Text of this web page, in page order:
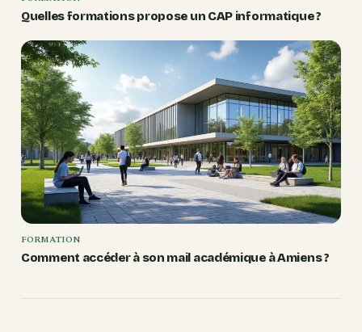
Quelles formations propose un CAP informatique ?
FORMATION
Comment accéder à son mail académique à Amiens ?